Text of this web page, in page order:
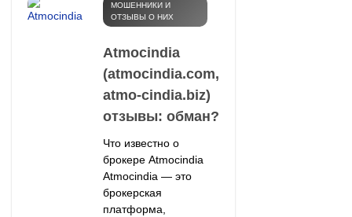
МОШЕННИКИ И
ОТЗЫВЫ О НИХ
Atmocindia
(atmocindia.com,
atmo-cindia.biz)
отзывы: обман?
Что известно о
брокере Atmocindia
Atmocindia — это
брокерская
платформа,